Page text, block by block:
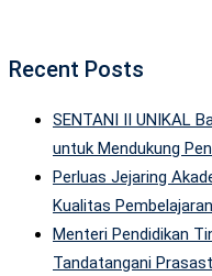
Recent Posts
SENTANI II UNIKAL
untuk Mendukung
Perluas Jejaring
Kualitas
Menteri Pendidikan
Tandatangani